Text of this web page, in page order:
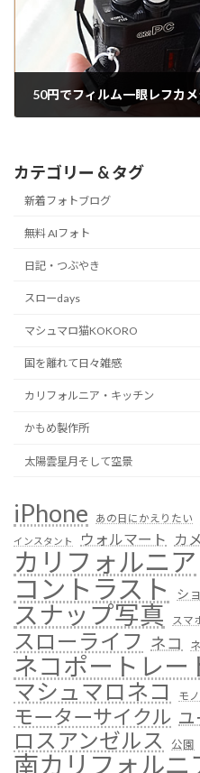
カテゴリー & タグ
新着フォトブログ
無料 AIフォト
日記・つぶやき
スローdays
マシュマロ猫KOKORO
国を離れて日々雑感
カリフォルニア・キッチン
かもめ製作所
太陽雲星月そして空景
iPhone あの日にかえりたい
インスタント ウォルマート カ
カリフォルニア
コントラスト シ
スナップ写真 スマ
スローライフ ネコ
ネコポートレー
マシュマロネコ モ
モーターサイクル ユ
ロスアンゼルス 公園
南カリフォルニ